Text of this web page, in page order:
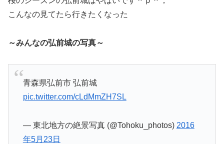
こんなの見てたら行きたくなった
～みんなの弘前城の写真～
青森県弘前市 弘前城
pic.twitter.com/cLdMmZH7SL
— 東北地方の絶景写真 (@Tohoku_photos) 2016
年5月23日